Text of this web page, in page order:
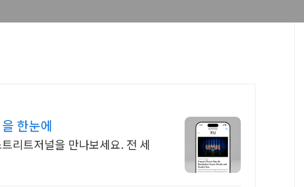
한눈에
리트저널을 만나보세요. 전 세